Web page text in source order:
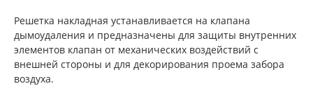
Решетка накладная устанавливается на клапана
дымоудаления и предназначены для защиты внутренних
элементов клапан от механических воздействий с
внешней стороны и для декорирования проема забора
воздуха.